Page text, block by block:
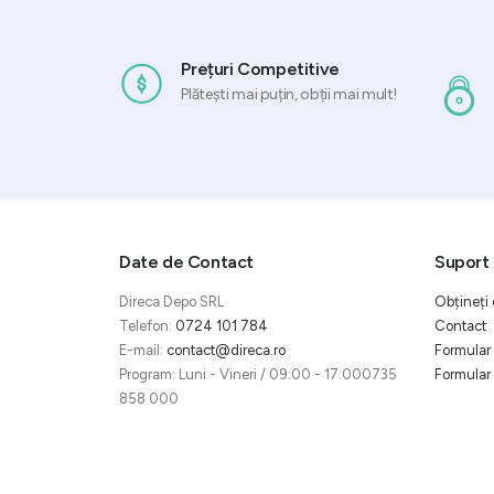
Prețuri Competitive
Plătești mai puțin, obții mai mult!
Date de Contact
Direca Depo SRL
Telefon: 0724 101 784
E-mail: contact@direca.ro
Program: Luni - Vineri / 09:00 - 17:000735
858 000
Suport
Obțineți
Contact